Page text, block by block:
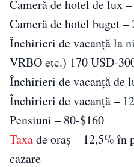
Cameră de hotel de lux
Cameră de hotel buget –
Închirieri de vacanță la
VRBO etc.) 170 USD-
Închirieri de vacanță de
Închirieri de vacanță –
Pensiuni – 80-$160
Taxade oraș – 12,5% în
cazare